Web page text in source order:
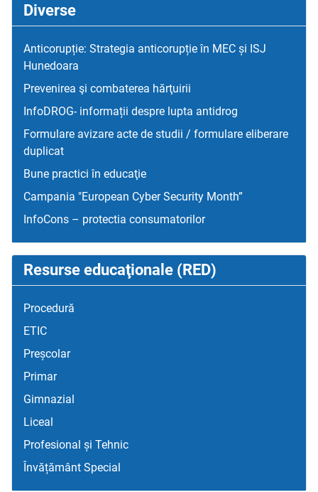
Diverse
Anticorupție: Strategia anticorupție în MEC și ISJ
Hunedoara
Prevenirea şi combaterea hărţuirii
InfoDROG- informații despre lupta antidrog
Formulare avizare acte de studii / formulare eliberare
duplicat
Bune practici în educaţie
Campania "European Cyber Security Month”
InfoCons – protectia consumatorilor
Resurse educaţionale (RED)
Procedură
ETIC
Preșcolar
Primar
Gimnazial
Liceal
Profesional și Tehnic
Învățământ Special